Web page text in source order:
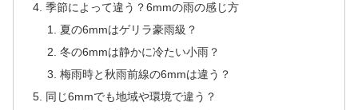
季節によって違う？6mmの雨の感じ方
夏の6mmはゲリラ豪雨級？
冬の6mmは静かに冷たい小雨？
梅雨時と秋雨前線の6mmは違う？
同じ6mmでも地域や環境で違う？